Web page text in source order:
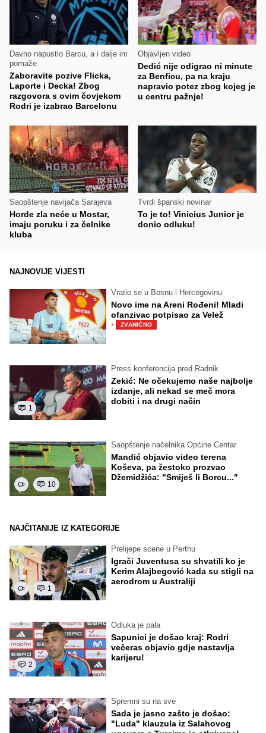
Davno napustio Barcu, a i dalje im
pomaže
Zaboravite pozive Flicka,
Laporte i Decka! Zbog
razgovora s ovim čovjekom
Rodri je izabrao Barcelonu
Objavljen video
Dedić nije odigrao ni minute
za Benficu, pa na kraju
napravio potez zbog kojeg je
u centru pažnje!
Saopštenje navijača Sarajeva
Horde zla neće u Mostar,
imaju poruku i za čelnike
kluba
Tvrdi španski novinar
To je to! Vinicius Junior je
donio odluku!
NAJNOVIJE VIJESTI
Vratio se u Bosnu i Hercegovinu
Novo ime na Areni Rođeni! Mladi
ofanzivac potpisao za Velež
· ZVANIČNO
1
Press konferencija pred Radnik
Zekić: Ne očekujemo naše najbolje
izdanje, ali nekad se meč mora
dobiti i na drugi način
10
Saopštenje načelnika Općine Centar
Mandić objavio video terena
Koševa, pa žestoko prozvao
Džemidžića: "Smiješ li Borcu..."
NAJČITANIJE IZ KATEGORIJE
1
Prelijepe scene u Perthu
Igrači Juventusa su shvatili ko je
Kerim Alajbegović kada su stigli na
aerodrom u Australiji
2
Odluka je pala
Sapunici je došao kraj: Rodri
večeras objavio gdje nastavlja
karijeru!
Spremni su na sve
Sada je jasno zašto je došao:
"Luda" klauzula iz Salahovog